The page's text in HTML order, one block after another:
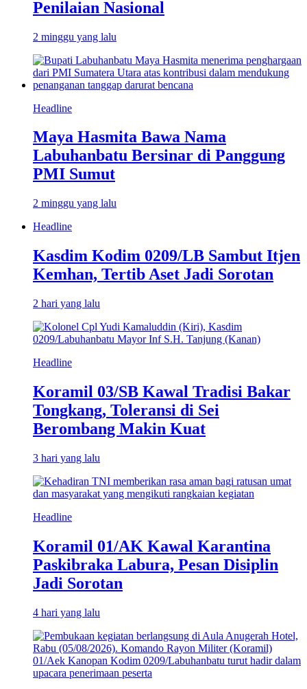
Penilaian Nasional
2 minggu yang lalu
Headline
Maya Hasmita Bawa Nama
Labuhanbatu Bersinar di Panggung
PMI Sumut
2 minggu yang lalu
Headline
Kasdim Kodim 0209/LB Sambut Itjen
Kemhan, Tertib Aset Jadi Sorotan
2 hari yang lalu
Headline
Koramil 03/SB Kawal Tradisi Bakar
Tongkang, Toleransi di Sei
Berombang Makin Kuat
3 hari yang lalu
Headline
Koramil 01/AK Kawal Karantina
Paskibraka Labura, Pesan Disiplin
Jadi Sorotan
4 hari yang lalu